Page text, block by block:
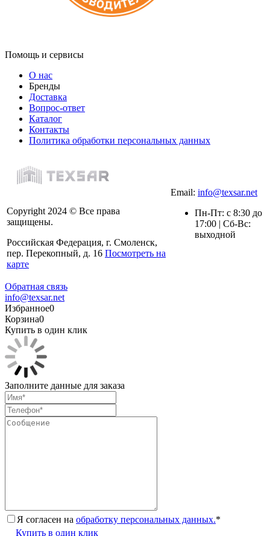
Помощь и сервисы
О нас
Бренды
Доставка
Вопрос-ответ
Каталог
Контакты
Политика обработки персональных данных
Copyright 2024 © Все права
защищены.
Российская Федерация, г. Смоленск,
пер. Перекопный, д. 16 Посмотреть на
карте
Email: info@texsar.net
Пн-Пт: с 8:30 до
17:00 | Сб-Вс:
выходной
Обратная связь
info@texsar.net
Избранное0
Корзина0
Купить в один клик
Заполните данные для заказа
Я согласен на обработку персональных данных.*
Купить в один клик